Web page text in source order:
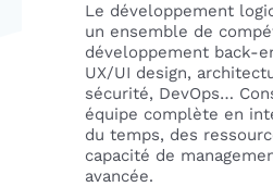
Le développement
un ensemble de
développement back-
UX/UI design,
sécurité, DevOps…
équipe complète en
du temps, des
capacité de
avancée.